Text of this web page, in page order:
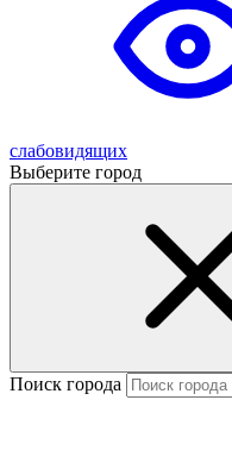
слабовидящих
Выберите город
Поиск города